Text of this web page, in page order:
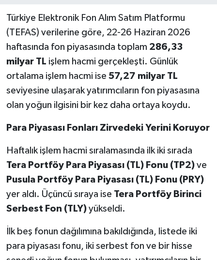
Türkiye Elektronik Fon Alım Satım Platformu
(TEFAS) verilerine göre, 22-26 Haziran 2026
haftasında fon piyasasında toplam 286,33
milyar TL işlem hacmi gerçekleşti. Günlük
ortalama işlem hacmi ise 57,27 milyar TL
seviyesine ulaşarak yatırımcıların fon piyasasına
olan yoğun ilgisini bir kez daha ortaya koydu.
Para Piyasası Fonları Zirvedeki Yerini Koruyor
Haftalık işlem hacmi sıralamasında ilk iki sırada
Tera Portföy Para Piyasası (TL) Fonu (TP2)ve
Pusula Portföy Para Piyasası (TL) Fonu (PRY)
yer aldı. Üçüncü sıraya ise Tera Portföy Birinci
Serbest Fon (TLY)yükseldi.
İlk beş fonun dağılımına bakıldığında, listede iki
para piyasası fonu, iki serbest fon ve bir hisse